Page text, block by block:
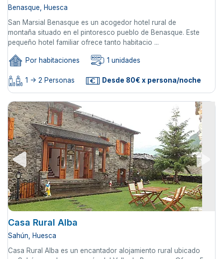
Benasque, Huesca
San Marsial Benasque es un acogedor hotel rural de
montaña situado en el pintoresco pueblo de Benasque. Este
pequeño hotel familiar ofrece tanto habitacio ...
Por habitaciones 1 unidades
1 -> 2 Personas Desde 80€ x persona/noche
Casa Rural Alba
Sahún, Huesca
Casa Rural Alba es un encantador alojamiento rural ubicado